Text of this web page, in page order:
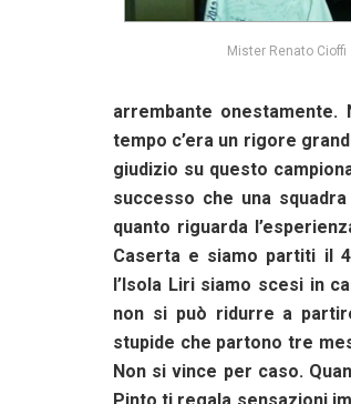
Mister Renato Cioffi
arrembante
tempo c’era un rigore
giudizio su questo
successo che una
quanto riguarda
Caserta e siamo partiti il
l’Isola Liri siamo scesi in
non si può ridurre a
stupide che partono tre
Non si vince per caso.
Pinto ti regala sensazioni